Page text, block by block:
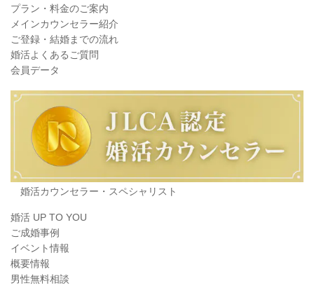
プラン・料金のご案内
メインカウンセラー紹介
ご登録・結婚までの流れ
婚活よくあるご質問
会員データ
婚活カウンセラー・スペシャリスト
婚活 UP TO YOU
ご成婚事例
イベント情報
概要情報
男性無料相談